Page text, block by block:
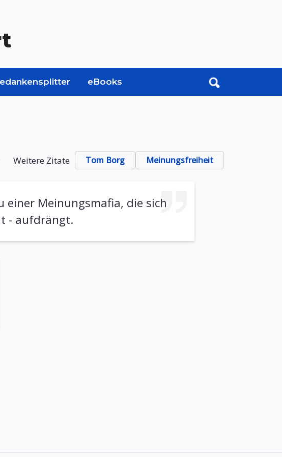
eBooks
Weitere Zitate Tom Borg Meinungsfreiheit
Meinungsmafia, die sich
- aufdrängt.